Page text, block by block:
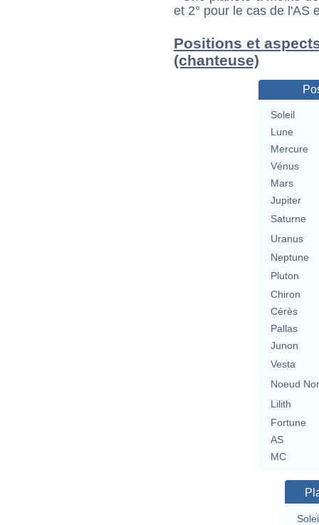
et 2° pour le cas de l'AS
Positions et
(chanteuse)
Soleil
Lune
Mercure
Vénus
Mars
Jupiter
Saturne
Uranus
Neptune
Pluton
Chiron
Cérès
Pallas
Junon
Vesta
Noeud
Lilith
Fortune
AS
MC